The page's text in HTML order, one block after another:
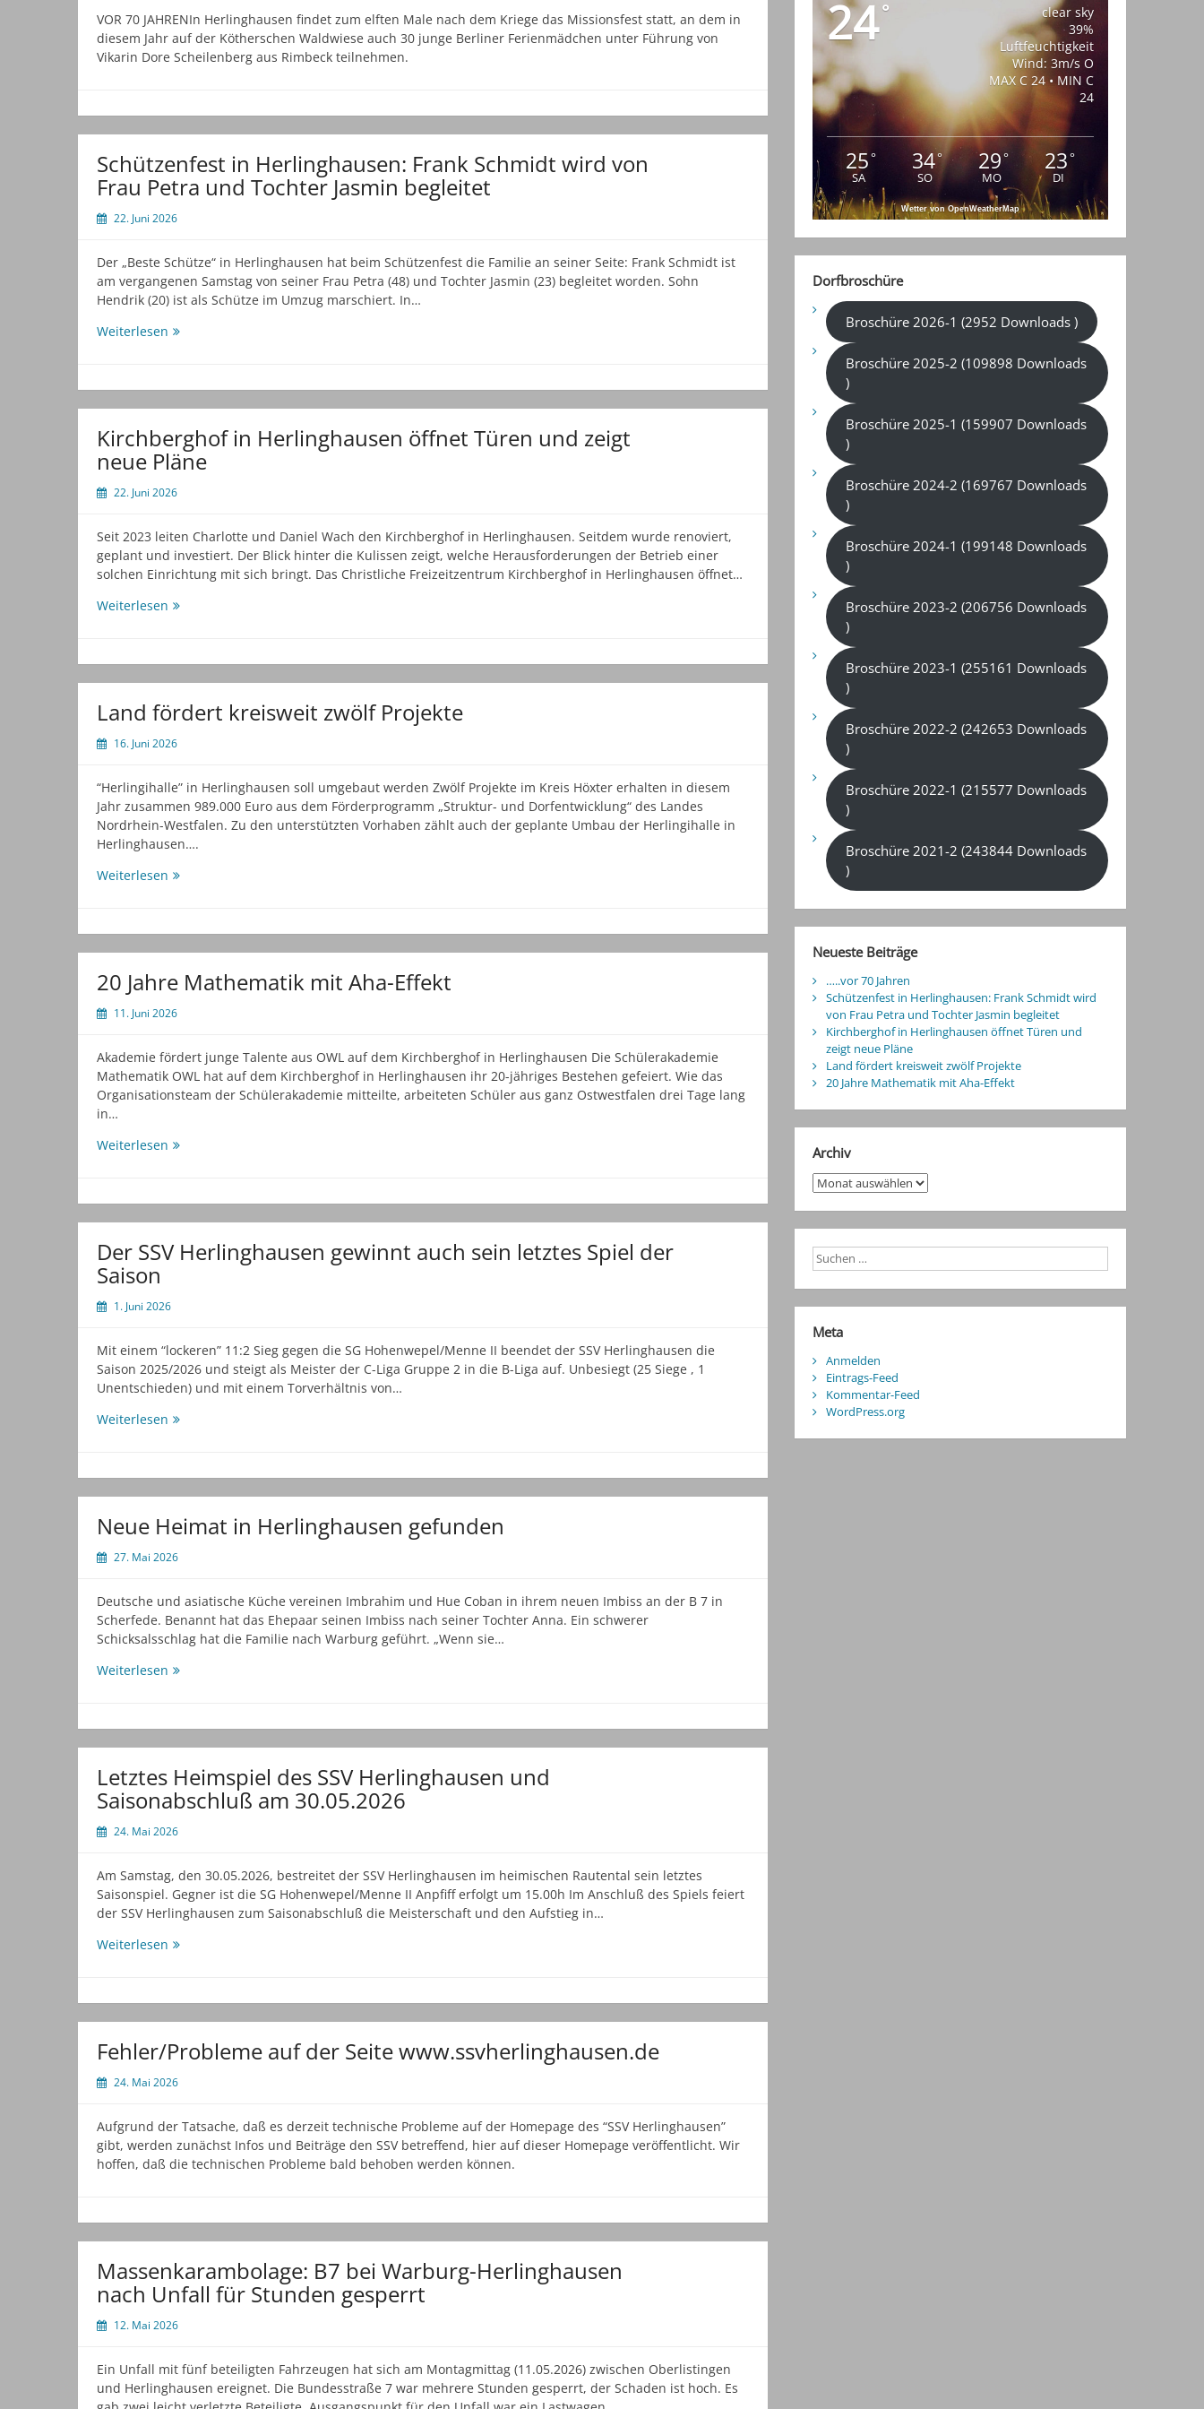
VOR 70 JAHRENIn Herlinghausen findet zum elften Male nach dem Kriege das Missionsfest statt, an dem in
diesem Jahr auf der Kötherschen Waldwiese auch 30 junge Berliner Ferienmädchen unter Führung von
Vikarin Dore Scheilenberg aus Rimbeck teilnehmen.
Schützenfest in Herlinghausen: Frank Schmidt wird von
Frau Petra und Tochter Jasmin begleitet
22. Juni 2026
Der „Beste Schütze“ in Herlinghausen hat beim Schützenfest die Familie an seiner Seite: Frank Schmidt ist
am vergangenen Samstag von seiner Frau Petra (48) und Tochter Jasmin (23) begleitet worden. Sohn
Hendrik (20) ist als Schütze im Umzug marschiert. In…
Weiterlesen Schützenfest
Frank
Schmidt
von
Frau
und
Jasmin
begleitet
Kirchberghof in Herlinghausen öffnet Türen und zeigt
neue Pläne
22. Juni 2026
Seit 2023 leiten Charlotte und Daniel Wach den Kirchberghof in Herlinghausen. Seitdem wurde renoviert,
geplant und investiert. Der Blick hinter die Kulissen zeigt, welche Herausforderungen der Betrieb einer
solchen Einrichtung mit sich bringt. Das Christliche Freizeitzentrum Kirchberghof in Herlinghausen öffnet…
Weiterlesen Kirchberghof
öffnet
Türen
zeigt
neue
Land fördert kreisweit zwölf Projekte
16. Juni 2026
“Herlingihalle” in Herlinghausen soll umgebaut werden Zwölf Projekte im Kreis Höxter erhalten in diesem
Jahr zusammen 989.000 Euro aus dem Förderprogramm „Struktur- und Dorfentwicklung“ des Landes
Nordrhein-Westfalen. Zu den unterstützten Vorhaben zählt auch der geplante Umbau der Herlingihalle in
Herlinghausen….
Weiterlesen Land
zwölf
Projekte
20 Jahre Mathematik mit Aha-Effekt
11. Juni 2026
Akademie fördert junge Talente aus OWL auf dem Kirchberghof in Herlinghausen Die Schülerakademie
Mathematik OWL hat auf dem Kirchberghof in Herlinghausen ihr 20-jähriges Bestehen gefeiert. Wie das
Organisationsteam der Schülerakademie mitteilte, arbeiteten Schüler aus ganz Ostwestfalen drei Tage lang
in…
Weiterlesen 20
mit
Aha-
Der SSV Herlinghausen gewinnt auch sein letztes Spiel der
Saison
1. Juni 2026
Mit einem “lockeren” 11:2 Sieg gegen die SG Hohenwepel/Menne II beendet der SSV Herlinghausen die
Saison 2025/2026 und steigt als Meister der C-Liga Gruppe 2 in die B-Liga auf. Unbesiegt (25 Siege , 1
Unentschieden) und mit einem Torverhältnis von…
Weiterlesen Der
gewinnt
auch
letztes
Spiel
Neue Heimat in Herlinghausen gefunden
27. Mai 2026
Deutsche und asiatische Küche vereinen Imbrahim und Hue Coban in ihrem neuen Imbiss an der B 7 in
Scherfede. Benannt hat das Ehepaar seinen Imbiss nach seiner Tochter Anna. Ein schwerer
Schicksalsschlag hat die Familie nach Warburg geführt. „Wenn sie…
Weiterlesen Neue
Herlinghausen
gefunden
Letztes Heimspiel des SSV Herlinghausen und
Saisonabschluß am 30.05.2026
24. Mai 2026
Am Samstag, den 30.05.2026, bestreitet der SSV Herlinghausen im heimischen Rautental sein letztes
Saisonspiel. Gegner ist die SG Hohenwepel/Menne II Anpfiff erfolgt um 15.00h Im Anschluß des Spiels feiert
der SSV Herlinghausen zum Saisonabschluß die Meisterschaft und den Aufstieg in…
Weiterlesen Letztes
SSV
Herlinghausen
Saisonabschluß
am
Fehler/Probleme auf der Seite www.ssvherlinghausen.de
24. Mai 2026
Aufgrund der Tatsache, daß es derzeit technische Probleme auf der Homepage des “SSV Herlinghausen”
gibt, werden zunächst Infos und Beiträge den SSV betreffend, hier auf dieser Homepage veröffentlicht. Wir
hoffen, daß die technischen Probleme bald behoben werden können.
Massenkarambolage: B7 bei Warburg-Herlinghausen
nach Unfall für Stunden gesperrt
12. Mai 2026
Ein Unfall mit fünf beteiligten Fahrzeugen hat sich am Montagmittag (11.05.2026) zwischen Oberlistingen
und Herlinghausen ereignet. Die Bundesstraße 7 war mehrere Stunden gesperrt, der Schaden ist hoch. Es
24°
clear sky
39%
Luftfeuchtigkeit
Wind: 3m/s O
MAX C 24 • MIN C
24
25°
SA
34°
SO
29°
MO
23°
DI
Wetter von OpenWeatherMap
Dorfbroschüre
Broschüre 2026-1 (2952 Downloads )
Broschüre 2025-2 (109898 Downloads
)
Broschüre 2025-1 (159907 Downloads
)
Broschüre 2024-2 (169767 Downloads
)
Broschüre 2024-1 (199148 Downloads
)
Broschüre 2023-2 (206756 Downloads
)
Broschüre 2023-1 (255161 Downloads
)
Broschüre 2022-2 (242653 Downloads
)
Broschüre 2022-1 (215577 Downloads
)
Broschüre 2021-2 (243844 Downloads
)
Neueste Beiträge
…..vor 70 Jahren
Schützenfest in Herlinghausen: Frank Schmidt wird
von Frau Petra und Tochter Jasmin begleitet
Kirchberghof in Herlinghausen öffnet Türen und
zeigt neue Pläne
Land fördert kreisweit zwölf Projekte
20 Jahre Mathematik mit Aha-Effekt
Archiv
Archiv
Meta
Anmelden
Eintrags-Feed
Kommentar-Feed
WordPress.org